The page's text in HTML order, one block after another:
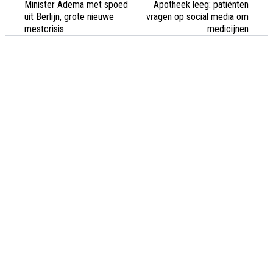
Minister Adema met spoed
uit Berlijn, grote nieuwe
mestcrisis
Apotheek leeg: patiënten
vragen op social media om
medicijnen